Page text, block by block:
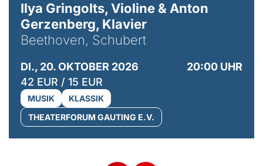
Ilya Gringolts, Violine & Anton
Gerzenberg, Klavier
Beethoven, Schubert
DI., 20. OKTOBER 2026
20:00 UHR
42 EUR / 15 EUR
MUSIK
KLASSIK
THEATERFORUM GAUTING E.V.